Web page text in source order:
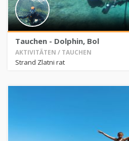
Tauchen - Dolphin, Bol
AKTIVITÄTEN / TAUCHEN
Strand Zlatni rat